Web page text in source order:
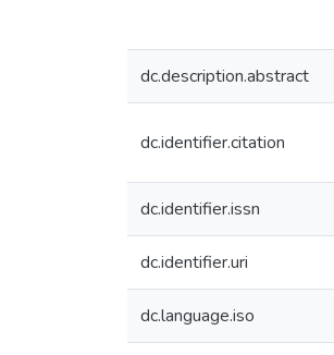
dc.description.abstract
dc.identifier.citation
dc.identifier.issn
dc.identifier.uri
dc.language.iso